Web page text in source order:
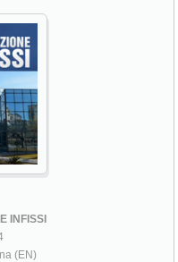
INFISSI
(EN)